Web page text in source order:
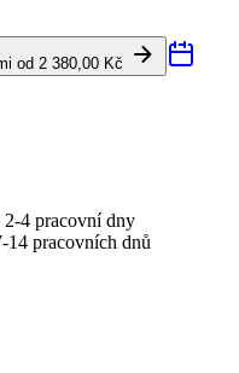
od 2 380,00 Kč
2-4 pracovní dny
14 pracovních dnů